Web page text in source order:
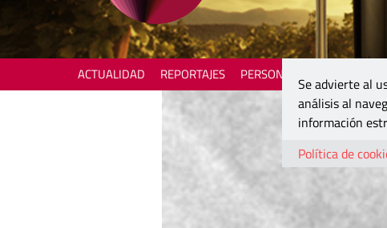
ACTUALIDAD REPORTAJES PERSONAJES
Se advierte al
análisis al
información
Política de